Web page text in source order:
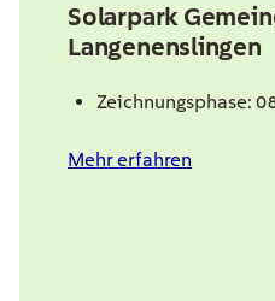
Solarpark
Langenenslingen
Zeichnungsphase:
Mehr erfahren